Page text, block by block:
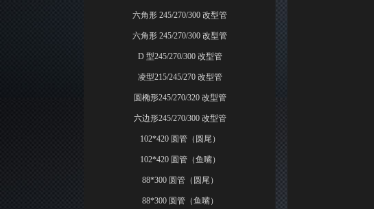
六角形 245/270/300 改型管
六角形 245/270/300 改型管
D 型245/270/300 改型管
凌型215/245/270 改型管
圆椭形245/270/320 改型管
六边形245/270/300 改型管
102*420 圆管（圆尾）
102*420 圆管（鱼嘴）
88*300 圆管（圆尾）
88*300 圆管（鱼嘴）